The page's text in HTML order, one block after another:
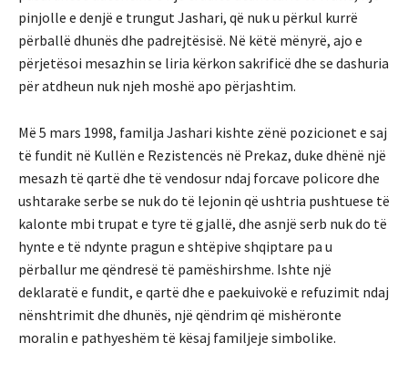
pinjolle e denjë e trungut Jashari, që nuk u përkul kurrë
përballë dhunës dhe padrejtësisë. Në këtë mënyrë, ajo e
përjetësoi mesazhin se liria kërkon sakrificë dhe se dashuria
për atdheun nuk njeh moshë apo përjashtim.
Më 5 mars 1998, familja Jashari kishte zënë pozicionet e saj
të fundit në Kullën e Rezistencës në Prekaz, duke dhënë një
mesazh të qartë dhe të vendosur ndaj forcave policore dhe
ushtarake serbe se nuk do të lejonin që ushtria pushtuese të
kalonte mbi trupat e tyre të gjallë, dhe asnjë serb nuk do të
hynte e të ndynte pragun e shtëpive shqiptare pa u
përballur me qëndresë të pamëshirshme. Ishte një
deklaratë e fundit, e qartë dhe e paekuivokë e refuzimit ndaj
nënshtrimit dhe dhunës, një qëndrim që mishëronte
moralin e pathyeshëm të kësaj familjeje simbolike.